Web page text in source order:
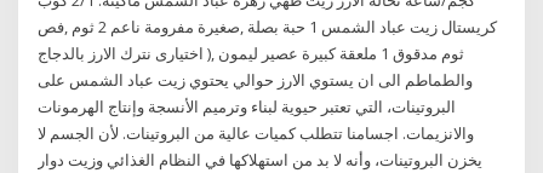
كريستال زيت عباد الشمس 1 حبة بصلة ,صغيرة مفرومة ناعم 2 ثوم ,فص
ثوم مدقوق 1 ملعقة كبيرة عصير ليمون ,( اختيارى نترك الارز بالدجاج
والطماطم الى ان يستوي الارز حوالي يحتوي زيت عباد الشمس على
البروتينات، التي تعتبر حيوية لبناء وترميم الأنسجة وإنتاج الهرمونات
والانزيمات. اجسامنا تتطلب كميات عالية من البروتينات. لأن الجسم لا
يخزن البروتينات، وأنه لا بد من استهلاكها في النظام الغذائي وزيت دوار